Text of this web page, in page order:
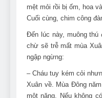
mệt mỏi rồi bị ốm, hoa
Cuối cùng, chim công
Đến lúc này, muông thú
chừ sẽ trễ mất mùa
ngập ngừng:
– Cháu tuy kém cỏi
Xuân về. Mùa Đông
một nặng. Nếu không